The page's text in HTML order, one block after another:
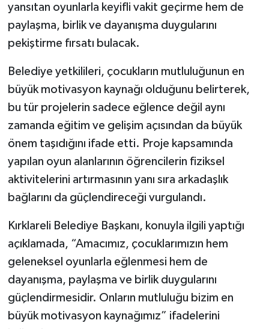
yansıtan oyunlarla keyifli vakit geçirme hem de
paylaşma, birlik ve dayanışma duygularını
pekiştirme fırsatı bulacak.
Belediye yetkilileri, çocukların mutluluğunun en
büyük motivasyon kaynağı olduğunu belirterek,
bu tür projelerin sadece eğlence değil aynı
zamanda eğitim ve gelişim açısından da büyük
önem taşıdığını ifade etti. Proje kapsamında
yapılan oyun alanlarının öğrencilerin fiziksel
aktivitelerini artırmasının yanı sıra arkadaşlık
bağlarını da güçlendireceği vurgulandı.
Kırklareli Belediye Başkanı, konuyla ilgili yaptığı
açıklamada, “Amacımız, çocuklarımızın hem
geleneksel oyunlarla eğlenmesi hem de
dayanışma, paylaşma ve birlik duygularını
güçlendirmesidir. Onların mutluluğu bizim en
büyük motivasyon kaynağımız” ifadelerini